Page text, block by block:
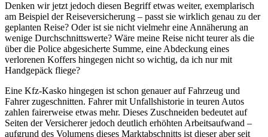
Denken wir jetzt jedoch diesen Begriff etwas weiter, exemplarisch
am Beispiel der Reiseversicherung – passt sie wirklich genau zu der
geplanten Reise? Oder ist sie nicht vielmehr eine Annäherung an
wenige Durchschnittswerte? Wäre meine Reise nicht teurer als die
über die Police abgesicherte Summe, eine Abdeckung eines
verlorenen Koffers hingegen nicht so wichtig, da ich nur mit
Handgepäck fliege?
Eine Kfz-Kasko hingegen ist schon genauer auf Fahrzeug und
Fahrer zugeschnitten. Fahrer mit Unfallshistorie in teuren Autos
zahlen fairerweise etwas mehr. Dieses Zuschneiden bedeutet auf
Seiten der Versicherer jedoch deutlich erhöhten Arbeitsaufwand –
aufgrund des Volumens dieses Marktabschnitts ist dieser aber seit